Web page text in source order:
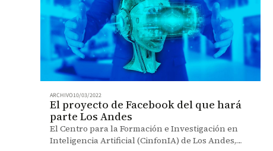
ARCHIVO10/03/2022
El proyecto de Facebook del que hará
parte Los Andes
El Centro para la Formación e Investigación en
Inteligencia Artificial (CinfonIA) de Los Andes,